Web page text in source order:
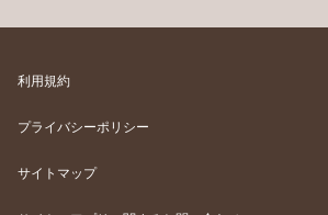
利用規約
プライバシーポリシー
サイトマップ